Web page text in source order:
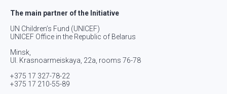
The main partner of the Initiative
UN Children’s Fund (UNICEF)
UNICEF Office in the Republic of Belarus
Minsk,
Ul. Krasnoarmeiskaya, 22а, rooms 76-78
+375 17 327-78-22
+375 17 210-55-89